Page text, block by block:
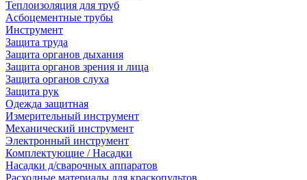
Теплоизоляция для труб
Асбоцементные трубы
Инструмент
Защита труда
Защита органов дыхания
Защита органов зрения и лица
Защита органов слуха
Защита рук
Одежда защитная
Измерительный инструмент
Механический инструмент
Электронный инструмент
Комплектующие / Насадки
Насадки д/сварочных аппаратов
Расходные материалы для краскопультов